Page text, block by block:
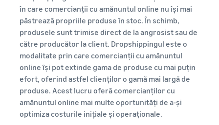
Povești de
succes ale
vânzătorilor:
Cu acoperirea și
instrumentele
Skipper's a
transformat
canale
Vinde produse eficiente
din punct de vedere al
costurilor și ajunge la
milioane de clienți
Începe cu tarife FBA ieftine
Vinde peste granițele
Regatului Unit și UE
Accesează fără probleme
noi piețe
Explorează programele
de vânzări
Creează strategia de vânzări
cu diverse programe
de expediere
Calculator
de
venituri
Calculează
Ghidul comerțului
electronic
Provocări, sfaturi și
strategii pentru succesul
durabil în comerțul
electronic
Gestionarea stocurilor
simplificată
Sfaturi pentru gestionarea
eficientă a stocurilor cu
în care comercianții cu amănuntul online nu își mai
păstrează propriile produse în stoc. În schimb,
produsele sunt trimise direct de la angrosist sau de
către producător la client. Dropshippingul este o
modalitate prin care comercianții cu amănuntul
online își pot extinde gama de produse cu mai puțin
efort, oferind astfel clienților o gamă mai largă de
produse. Acest lucru oferă comercianților cu
amănuntul online mai multe oportunități de a-și
optimiza costurile inițiale și operaționale.